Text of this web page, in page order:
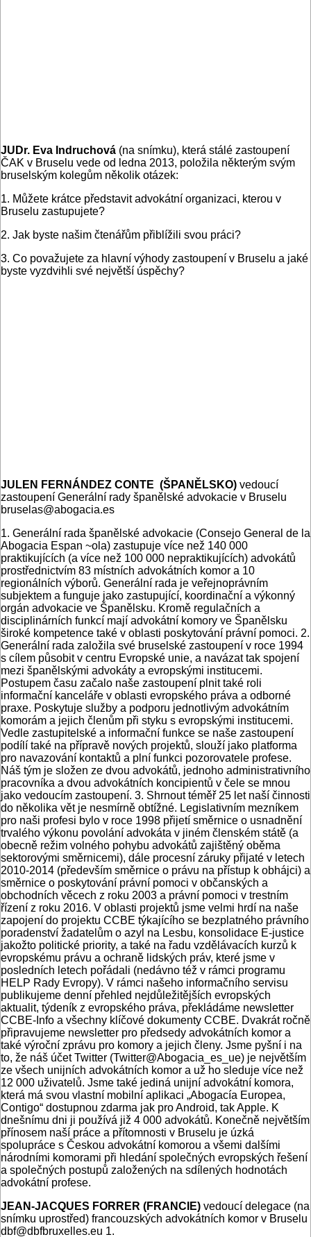
JUDr. Eva Indruchová (na snímku), která stálé zastoupení
ČAK v Bruselu vede od ledna 2013, položila některým svým
bruselským kolegům několik otázek:
1. Můžete krátce představit advokátní organizaci, kterou v
Bruselu zastupujete?
2. Jak byste našim čtenářům přiblížili svou práci?
3. Co považujete za hlavní výhody zastoupení v Bruselu a jaké
byste vyzdvihli své největší úspěchy?
JULEN FERNÁNDEZ CONTE (ŠPANĚLSKO) vedoucí
zastoupení Generální rady španělské advokacie v Bruselu
bruselas@abogacia.es
1. Generální rada španělské advokacie (Consejo General de la
Abogacia Espan ~ola) zastupuje více než 140 000
praktikujících (a více než 100 000 nepraktikujících) advokátů
prostřednictvím 83 místních advokátních komor a 10
regionálních výborů. Generální rada je veřejnoprávním
subjektem a funguje jako zastupující, koordinační a výkonný
orgán advokacie ve Španělsku. Kromě regulačních a
disciplinárních funkcí mají advokátní komory ve Španělsku
široké kompetence také v oblasti poskytování právní pomoci. 2.
Generální rada založila své bruselské zastoupení v roce 1994
s cílem působit v centru Evropské unie, a navázat tak spojení
mezi španělskými advokáty a evropskými institucemi.
Postupem času začalo naše zastoupení plnit také roli
informační kanceláře v oblasti evropského práva a odborné
praxe. Poskytuje služby a podporu jednotlivým advokátním
komorám a jejich členům při styku s evropskými institucemi.
Vedle zastupitelské a informační funkce se naše zastoupení
podílí také na přípravě nových projektů, slouží jako platforma
pro navazování kontaktů a plní funkci pozorovatele profese.
Náš tým je složen ze dvou advokátů, jednoho administrativního
pracovníka a dvou advokátních koncipientů v čele se mnou
jako vedoucím zastoupení. 3. Shrnout téměř 25 let naší činnosti
do několika vět je nesmírně obtížné. Legislativním mezníkem
pro naši profesi bylo v roce 1998 přijetí směrnice o usnadnění
trvalého výkonu povolání advokáta v jiném členském státě (a
obecně režim volného pohybu advokátů zajištěný oběma
sektorovými směrnicemi), dále procesní záruky přijaté v letech
2010-2014 (především směrnice o právu na přístup k obhájci) a
směrnice o poskytování právní pomoci v občanských a
obchodních věcech z roku 2003 a právní pomoci v trestním
řízení z roku 2016. V oblasti projektů jsme velmi hrdí na naše
zapojení do projektu CCBE týkajícího se bezplatného právního
poradenství žadatelům o azyl na Lesbu, konsolidace E-justice
jakožto politické priority, a také na řadu vzdělávacích kurzů k
evropskému právu a ochraně lidských práv, které jsme v
posledních letech pořádali (nedávno též v rámci programu
HELP Rady Evropy). V rámci našeho informačního servisu
publikujeme denní přehled nejdůležitějších evropských
aktualit, týdeník z evropského práva, překládáme newsletter
CCBE-Info a všechny klíčové dokumenty CCBE. Dvakrát ročně
připravujeme newsletter pro předsedy advokátních komor a
také výroční zprávu pro komory a jejich členy. Jsme pyšní i na
to, že náš účet Twitter (Twitter@Abogacia_es_ue) je největším
ze všech unijních advokátních komor a už ho sleduje více než
12 000 uživatelů. Jsme také jediná unijní advokátní komora,
která má svou vlastní mobilní aplikaci „Abogacía Europea,
Contigo“ dostupnou zdarma jak pro Android, tak Apple. K
dnešnímu dni ji používá již 4 000 advokátů. Konečně největším
přínosem naší práce a přítomnosti v Bruselu je úzká
spolupráce s Českou advokátní komorou a všemi dalšími
národními komorami při hledání společných evropských řešení
a společných postupů založených na sdílených hodnotách
advokátní profese.
JEAN-JACQUES FORRER (FRANCIE) vedoucí delegace (na
snímku uprostřed) francouzských advokátních komor v Bruselu
dbf@dbfbruxelles.eu 1.